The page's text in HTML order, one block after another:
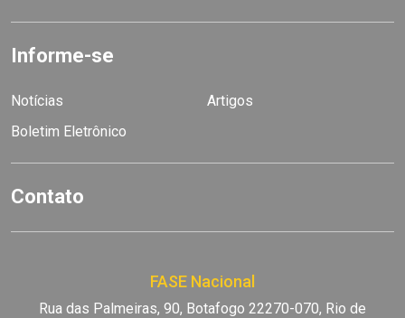
Informe-se
Notícias
Artigos
Boletim Eletrônico
Contato
FASE Nacional
Rua das Palmeiras, 90, Botafogo 22270-070, Rio de